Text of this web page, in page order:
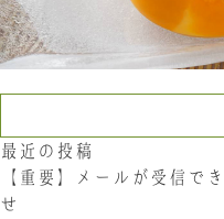
お
お問い合わせ
最近の投稿
【重要】メールが受信で
せ